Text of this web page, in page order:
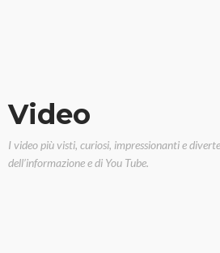
Video
I video più visti, curiosi, impressionanti e
dell’informazione e di You Tube.